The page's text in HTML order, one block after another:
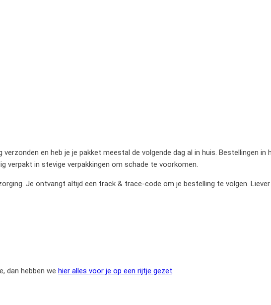
en heb je je pakket meestal de volgende dag al in huis. Bestellingen in
verpakt in stevige verpakkingen om schade te voorkomen.
Je ontvangt altijd een track & trace-code om je bestelling te volgen.
dan hebben we hier alles voor je op een rijtje gezet.